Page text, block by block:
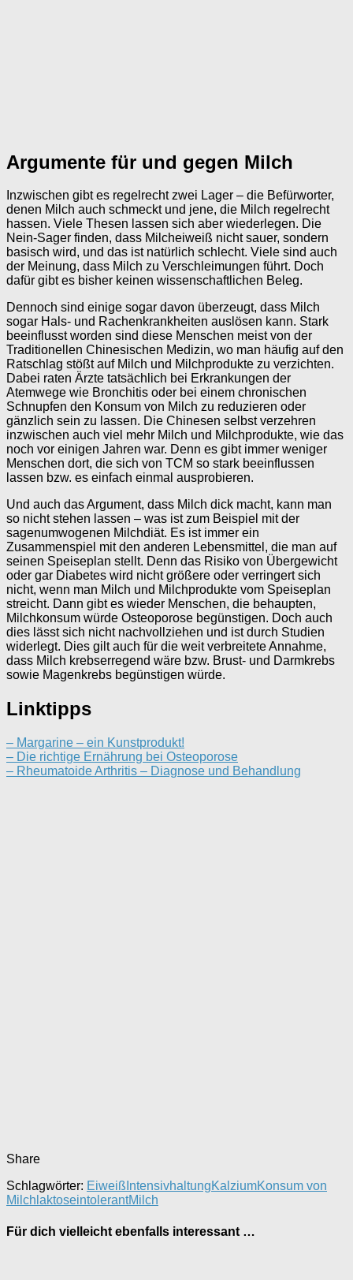
Argumente für und gegen Milch
Inzwischen gibt es regelrecht zwei Lager – die Befürworter,
denen Milch auch schmeckt und jene, die Milch regelrecht
hassen. Viele Thesen lassen sich aber wiederlegen. Die
Nein-Sager finden, dass Milcheiweiß nicht sauer, sondern
basisch wird, und das ist natürlich schlecht. Viele sind auch
der Meinung, dass Milch zu Verschleimungen führt. Doch
dafür gibt es bisher keinen wissenschaftlichen Beleg.
Dennoch sind einige sogar davon überzeugt, dass Milch
sogar Hals- und Rachenkrankheiten auslösen kann. Stark
beeinflusst worden sind diese Menschen meist von der
Traditionellen Chinesischen Medizin, wo man häufig auf den
Ratschlag stößt auf Milch und Milchprodukte zu verzichten.
Dabei raten Ärzte tatsächlich bei Erkrankungen der
Atemwege wie Bronchitis oder bei einem chronischen
Schnupfen den Konsum von Milch zu reduzieren oder
gänzlich sein zu lassen. Die Chinesen selbst verzehren
inzwischen auch viel mehr Milch und Milchprodukte, wie das
noch vor einigen Jahren war. Denn es gibt immer weniger
Menschen dort, die sich von TCM so stark beeinflussen
lassen bzw. es einfach einmal ausprobieren.
Und auch das Argument, dass Milch dick macht, kann man
so nicht stehen lassen – was ist zum Beispiel mit der
sagenumwogenen Milchdiät. Es ist immer ein
Zusammenspiel mit den anderen Lebensmittel, die man auf
seinen Speiseplan stellt. Denn das Risiko von Übergewicht
oder gar Diabetes wird nicht größere oder verringert sich
nicht, wenn man Milch und Milchprodukte vom Speiseplan
streicht. Dann gibt es wieder Menschen, die behaupten,
Milchkonsum würde Osteoporose begünstigen. Doch auch
dies lässt sich nicht nachvollziehen und ist durch Studien
widerlegt. Dies gilt auch für die weit verbreitete Annahme,
dass Milch krebserregend wäre bzw. Brust- und Darmkrebs
sowie Magenkrebs begünstigen würde.
Linktipps
– Margarine – ein Kunstprodukt!
– Die richtige Ernährung bei Osteoporose
– Rheumatoide Arthritis – Diagnose und Behandlung
Share
Schlagwörter: Eiweiß IntensivhaltungKalziumKonsum von
Milch laktoseintolerantMilch
Für dich vielleicht ebenfalls interessant …